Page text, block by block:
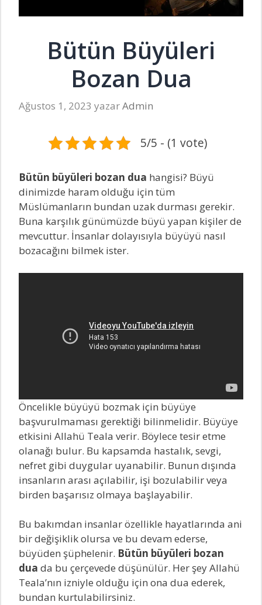
Bütün Büyüleri
Bozan Dua
Ağustos 1, 2023 yazarAdmin
5/5 - (1 vote)
Bütün büyüleri bozan dua hangisi? Büyü
dinimizde haram olduğu için tüm
Müslümanların bundan uzak durması gerekir.
Buna karşılık günümüzde büyü yapan kişiler de
mevcuttur. İnsanlar dolayısıyla büyüyü nasıl
bozacağını bilmek ister.
Öncelikle büyüyü bozmak için büyüye
başvurulmaması gerektiği bilinmelidir. Büyüye
etkisini Allahü Teala verir. Böylece tesir etme
olanağı bulur. Bu kapsamda hastalık, sevgi,
nefret gibi duygular uyanabilir. Bunun dışında
insanların arası açılabilir, işi bozulabilir veya
birden başarısız olmaya başlayabilir.
Bu bakımdan insanlar özellikle hayatlarında ani
bir değişiklik olursa ve bu devam ederse,
büyüden şüphelenir. Bütün büyüleri bozan
dua da bu çerçevede düşünülür. Her şey Allahü
Teala’nın izniyle olduğu için ona dua ederek,
bundan kurtulabilirsiniz.